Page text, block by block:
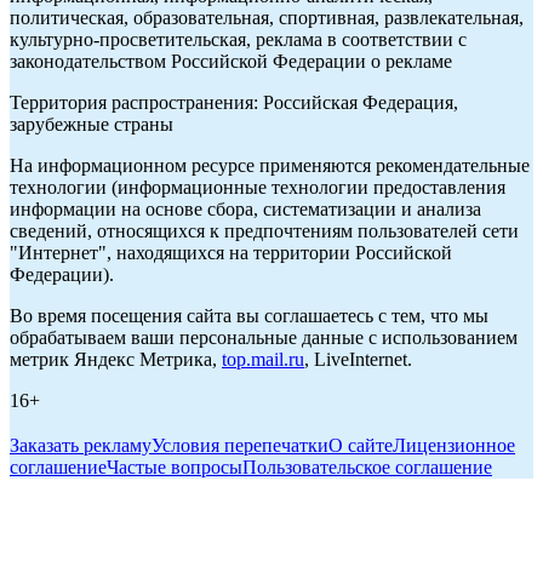
политическая, образовательная, спортивная, развлекательная,
культурно-просветительская, реклама в соответствии с
законодательством Российской Федерации о рекламе
Территория распространения: Российская Федерация,
зарубежные страны
На информационном ресурсе применяются рекомендательные
технологии (информационные технологии предоставления
информации на основе сбора, систематизации и анализа
сведений, относящихся к предпочтениям пользователей сети
"Интернет", находящихся на территории Российской
Федерации).
Во время посещения сайта вы соглашаетесь с тем, что мы
обрабатываем ваши персональные данные с использованием
метрик Яндекс Метрика, top.mail.ru, LiveInternet.
16+
Заказать рекламуУсловия перепечаткиО сайтеЛицензионное
соглашениеЧастые вопросыПользовательское соглашение